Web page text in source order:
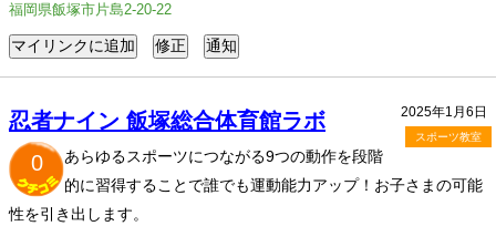
福岡県飯塚市片島2-20-22
2025年1月6日
スポーツ教室
忍者ナイン 飯塚総合体育館ラボ
0
あらゆるスポーツにつながる9つの動作を段階
的に習得することで誰でも運動能力アップ！お子さまの可能
性を引き出します。